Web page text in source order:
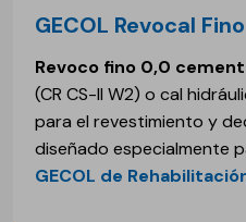
GECOL Revocal Fino
Revoco fino 0,0
(CR CS-II W2) o cal
para el revestimiento y
diseñado especialmente
GECOL de